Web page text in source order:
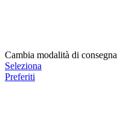
Cambia modalità di consegna
Seleziona
Preferiti